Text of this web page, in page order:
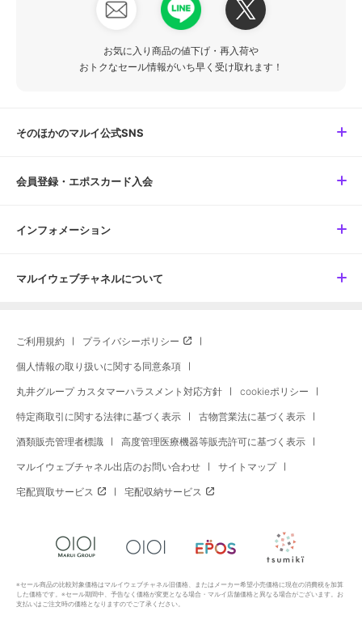
お気に入り商品の値下げ・再入荷や
おトクなセール情報がいち早く受け取れます！
そのほかのマルイ公式SNS
会員登録・エポスカード入会
インフォメーション
マルイウェブチャネルについて
ご利用規約 プライバシーポリシー
個人情報の取り扱いに関する同意条項
丸井グループ カスタマーハラスメント対応方針 cookieポリシー
特定商取引に関する法律に基づく表示 古物営業法に基づく表示
酒類販売管理者標識 高度管理医療機器等販売許可に基づく表示
マルイウェブチャネル出店のお問い合わせ サイトマップ
宅配買取サービス 宅配収納サービス
※セール商品の比較対象価格はマルイウェブチャネル旧価格、またはメーカー希望小売価格に現在の消費税を加算
した価格です。※セール期間中、予告なく価格が変更となる場合・マルイ店舗価格と異なる場合がございます。お
支払いはご注文時の価格となりますのでご了承ください。